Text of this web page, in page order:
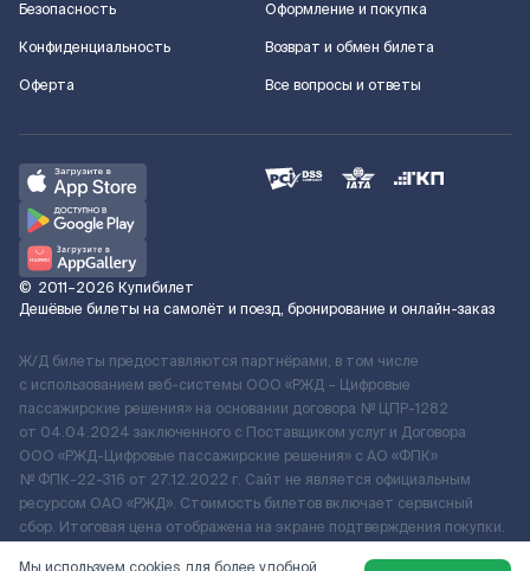
Безопасность
Конфиденциальность
Оферта
Оформление и покупка
Возврат и обмен билета
Все вопросы и ответы
© 2011–2026 Купибилет
Дешёвые билеты на самолёт и поезд, бронирование и онлайн-заказ
Ж/Д билеты предоставляются партнёрами, в том числе
с использованием веб-системы ООО «РЖД – Цифровые
пассажирские решения» на основании договора № ЦПР-1282
от 04.04.2024 заключенного с Поставщиком услуг и Договора
ООО «РЖД-Цифровые пассажирские решения» c АО «ФПК»
№ ФПК-22-316 от 27.12.2022 г. Сайт не является официальным
ресурсом ОАО «РЖД». Стоимость билетов включает сервисный
сбор. Итоговая цена отображена на экране подтверждения покупки.